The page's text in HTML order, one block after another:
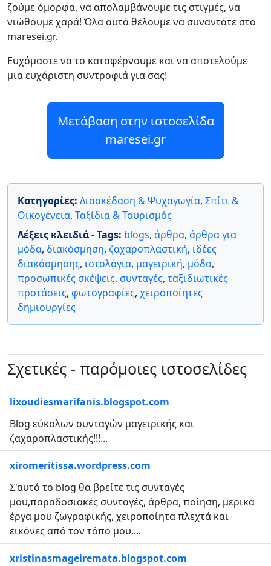
ζούμε όμορφα, να απολαμβάνουμε τις στιγμές, να
νιώθουμε χαρά! Όλα αυτά θέλουμε να συναντάτε στο
maresei.gr.
Ευχόμαστε να το καταφέρνουμε και να αποτελούμε
μια ευχάριστη συντροφιά για σας!
Μετάβαση στην ιστοσελίδα
maresei.gr
Κατηγορίες: Διασκέδαση & Ψυχαγωγία, Σπίτι &
Οικογένεια, Ταξίδια & Τουρισμός
Λέξεις κλειδιά - Tags: blogs, άρθρα, άρθρα για
μόδα, διακόσμηση, ζαχαροπλαστική, ιδέες
διακόσμησης, ιστολόγια, μαγειρική, μόδα,
προσωπικές σκέψεις, συνταγές, ταξιδιωτικές
προτάσεις, φωτογραφίες, χειροποίητες
δημιουργίες
Σχετικές - παρόμοιες ιστοσελίδες
lixoudiesmarifanis.blogspot.com
Blog εύκολων συνταγών μαγειρικής και
ζαχαροπλαστικής!!!...
xiromeritissa.wordpress.com
Σ'αυτό το blog θα βρείτε τις συνταγές
μου,παραδοσιακές συνταγές, άρθρα, ποίηση, μερικά
έργα μου ζωγραφικής, χειροποίητα πλεχτά και
εικόνες από τον τόπο μου....
xristinasmageiremata.blogspot.com